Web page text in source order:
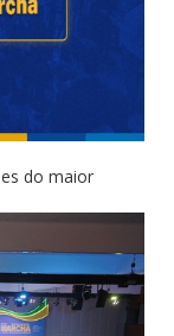
do maior